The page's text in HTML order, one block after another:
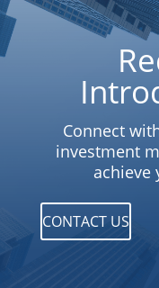
Connect
investment
achieve
CONTACT US